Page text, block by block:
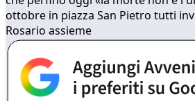
ottobre in piazza San Pietro tutti
Rosario assieme